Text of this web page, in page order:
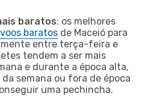
baratos: os melhores
voos baratos de Maceió para
entre terça-feira e
tendem a ser mais
e durante a época alta,
da semana ou fora de época
uma pechincha.